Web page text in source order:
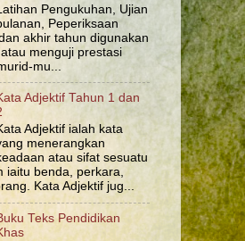
Pengukuhan, Ujian
Peperiksaan
akhir tahun digunakan
menguji prestasi
mu...
Adjektif Tahun 1 dan
Adjektif ialah kata
menerangkan
atau sifat sesuatu
iaitu benda, perkara,
Kata Adjektif jug...
Teks Pendidikan